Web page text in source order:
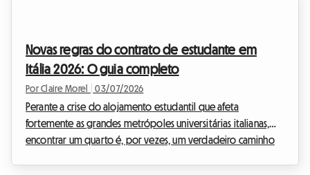
compreender bem o quadro legal para alugar com total
sere...
Novas regras do contrato de estudante em
Itália 2026: O guia completo
Por Claire Morel 03/07/2026
Perante a crise do alojamento estudantil que afeta
fortemente as grandes metrópoles universitárias italianas,
encontrar um quarto é, por vezes, um verdadeiro caminho